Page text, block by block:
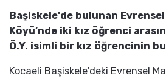
Başiskele'de bulunan
Köyü’nde iki kız öğrenci
Ö.Y. isimli bir kız öğrencinin
Kocaeli Başiskele'deki Evrensel